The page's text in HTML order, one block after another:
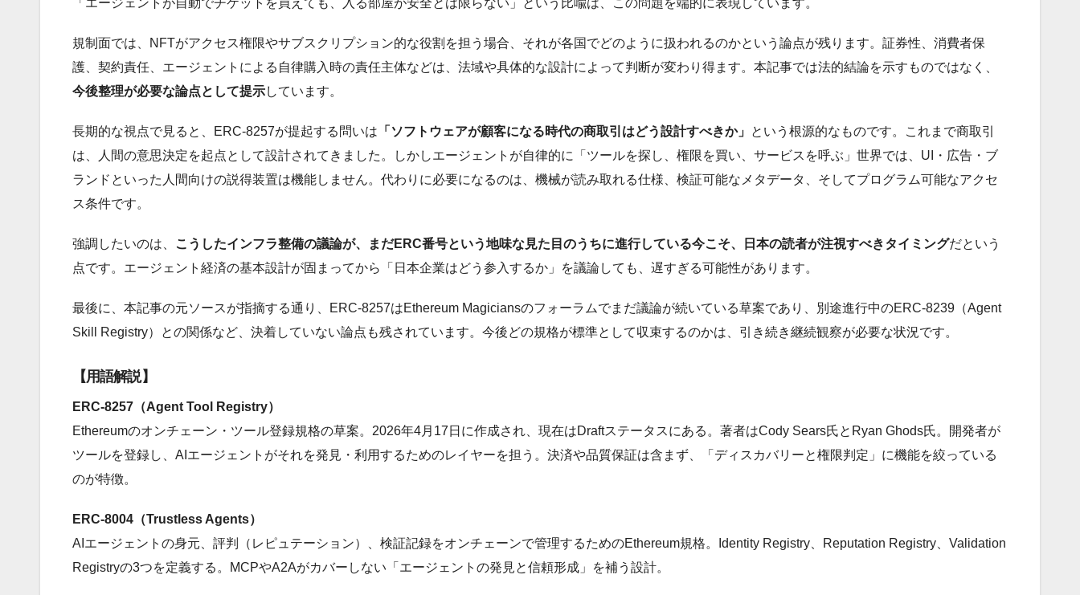
規制面では、NFTがアクセス権限やサブスクリプション的な役割を担う場合、それが各国でどのように扱われるのかという論点が残ります。証券性、消費者保
護、契約責任、エージェントによる自律購入時の責任主体などは、法域や具体的な設計によって判断が変わり得ます。本記事では法的結論を示すものではなく、
今後整理が必要な論点として提示しています。
長期的な視点で見ると、ERC-8257が提起する問いは 「ソフトウェアが顧客になる時代の商取引はどう設計すべきか」 という根源的なものです。これまで商取引
は、人間の意思決定を起点として設計されてきました。しかしエージェントが自律的に「ツールを探し、権限を買い、サービスを呼ぶ」世界では、UI・広告・ブ
ランドといった人間向けの説得装置は機能しません。代わりに必要になるのは、機械が読み取れる仕様、検証可能なメタデータ、そしてプログラム可能なアクセ
ス条件です。
強調したいのは、 こうしたインフラ整備の議論が、まだERC番号という地味な見た目のうちに進行している今こそ、日本の読者が注視すべきタイミングだという
点です。エージェント経済の基本設計が固まってから「日本企業はどう参入するか」を議論しても、遅すぎる可能性があります。
最後に、本記事の元ソースが指摘する通り、ERC-8257はEthereum Magiciansのフォーラムでまだ議論が続いている草案であり、別途進行中のERC-8239（Agent
Skill Registry）との関係など、決着していない論点も残されています。今後どの規格が標準として収束するのかは、引き続き継続観察が必要な状況です。
【用語解説】
ERC-8257（Agent Tool Registry）
Ethereumのオンチェーン・ツール登録規格の草案。2026年4月17日に作成され、現在はDraftステータスにある。著者はCody Sears氏とRyan Ghods氏。開発者が
ツールを登録し、AIエージェントがそれを発見・利用するためのレイヤーを担う。決済や品質保証は含まず、「ディスカバリーと権限判定」に機能を絞っている
のが特徴。
ERC-8004（Trustless Agents）
AIエージェントの身元、評判（レピュテーション）、検証記録をオンチェーンで管理するためのEthereum規格。Identity Registry、Reputation Registry、Validation
Registryの3つを定義する。MCPやA2Aがカバーしない「エージェントの発見と信頼形成」を補う設計。